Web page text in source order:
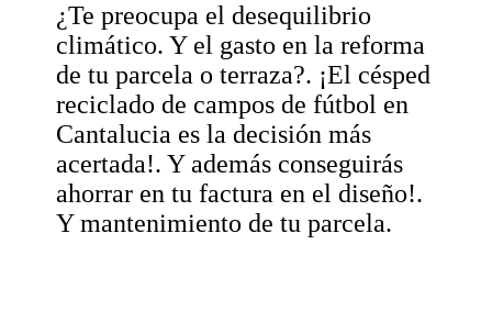
¿Te preocupa el desequilibrio
climático. Y el gasto en la reforma
de tu parcela o terraza?. ¡El césped
reciclado de campos de fútbol en
Cantalucia es la decisión más
acertada!. Y además conseguirás
ahorrar en tu factura en el diseño!.
Y mantenimiento de tu parcela.